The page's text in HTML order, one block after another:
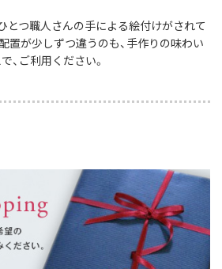
とつ職人さんの手による絵付けがされて
置が少しずつ違うのも、手作りの味わい
、ご利用ください。